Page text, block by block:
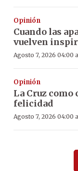
Opinión
Cuando las
vuelven
Agosto 7, 2026 04:00
Opinión
La Cruz como
felicidad
Agosto 7, 2026 04:00